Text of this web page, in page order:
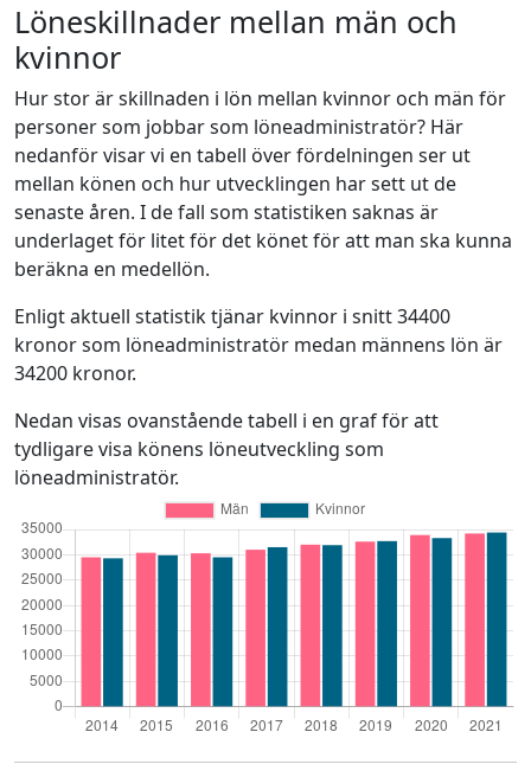
Löneskillnader mellan män och
kvinnor
Hur stor är skillnaden i lön mellan kvinnor och män för
personer som jobbar som löneadministratör? Här
nedanför visar vi en tabell över fördelningen ser ut
mellan könen och hur utvecklingen har sett ut de
senaste åren. I de fall som statistiken saknas är
underlaget för litet för det könet för att man ska kunna
beräkna en medellön.
Enligt aktuell statistik tjänar kvinnor i snitt 34400
kronor som löneadministratör medan männens lön är
34200 kronor.
Nedan visas ovanstående tabell i en graf för att
tydligare visa könens löneutveckling som
löneadministratör.